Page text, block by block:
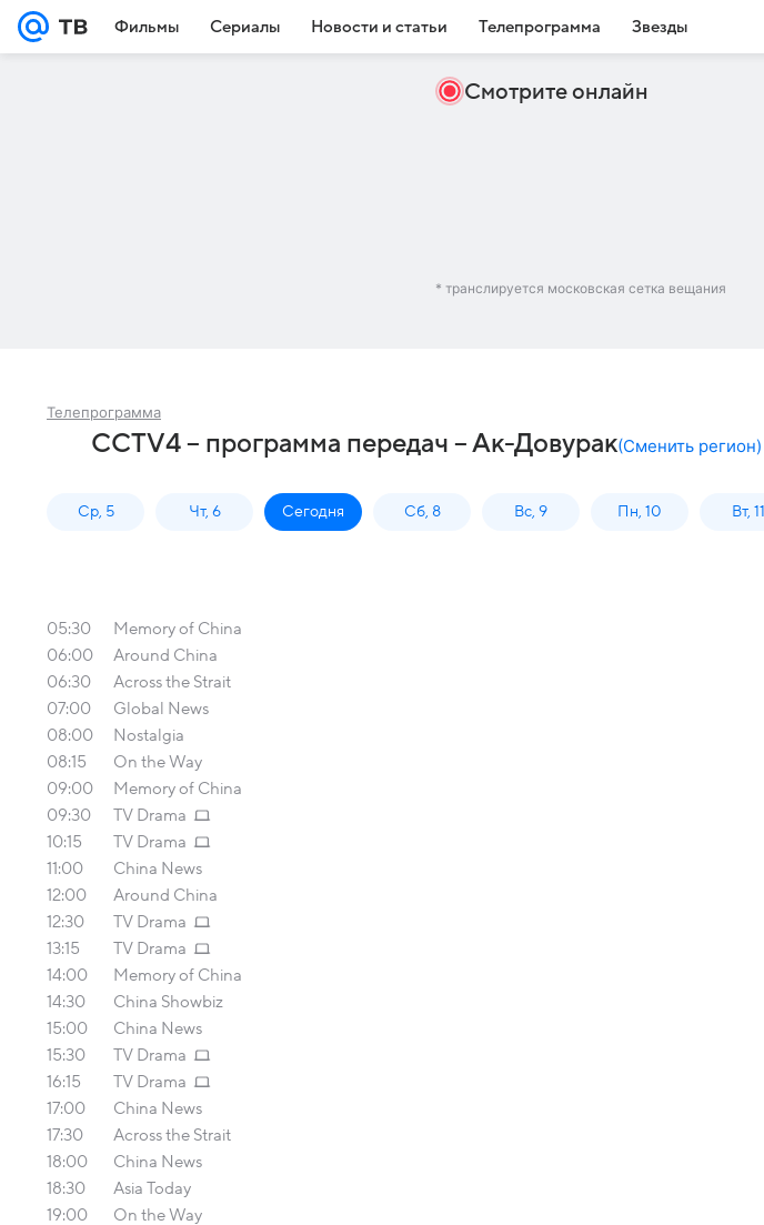
Фильмы Сериалы Новости и статьи Телепрограмма Звезды
Смотрите онлайн
* транслируется московская сетка вещания
Телепрограмма
CCTV4 – программа передач – Ак-Довурак(Сменить регион)
Ср, 5 Чт, 6 Сегодня Сб, 8 Вс, 9 Пн, 10 Вт, 11
05:30
Memory of China
06:00
Around China
06:30
Across the Strait
07:00
Global News
08:00
Nostalgia
08:15
On the Way
09:00
Memory of China
09:30
TV Drama
10:15
TV Drama
11:00
China News
12:00
Around China
12:30
TV Drama
13:15
TV Drama
14:00
Memory of China
14:30
China Showbiz
15:00
China News
15:30
TV Drama
16:15
TV Drama
17:00
China News
17:30
Across the Strait
18:00
China News
18:30
Asia Today
19:00
On the Way